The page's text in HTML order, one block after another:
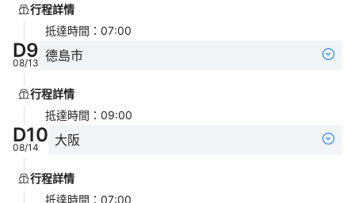
行程詳情
抵達時間 ： 07:00
D9
08/13 德島市
行程詳情
抵達時間 ： 09:00
D10
08/14 大阪
行程詳情
抵達時間 ： 07:00